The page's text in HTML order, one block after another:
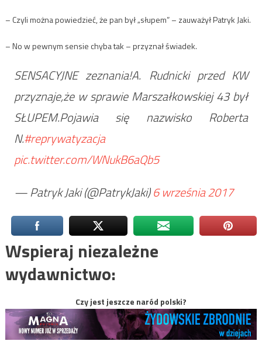
– Czyli można powiedzieć, że pan był „słupem” – zauważył Patryk Jaki.
– No w pewnym sensie chyba tak – przyznał świadek.
SENSACYJNE zeznania!A. Rudnicki przed KW
przyznaje,że w sprawie Marszałkowskiej 43 był
SŁUPEM.Pojawia się nazwisko Roberta
N.#reprywatyzacja
pic.twitter.com/WNukB6aQb5
— Patryk Jaki (@PatrykJaki)6 września 2017
Wspieraj niezależne
wydawnictwo:
Czy jest jeszcze naród polski?